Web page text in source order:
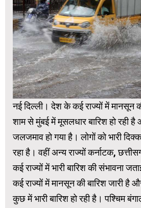
नई दिल्‍ली। देश के कई राज्‍यों में मानसून
शाम से मुंबई में मूसलधार बारिश हो रही है
जलजमाव हो गया है। लोगों को भारी
रहा है। वहीं अन्‍य राज्‍यों कर्नाटक,
कई राज्‍यों में भारी बारिश की संभावना
कई राज्यों में मानसून की बारिश जारी है
कुछ में भारी बारिश हो रही है। पश्चिम